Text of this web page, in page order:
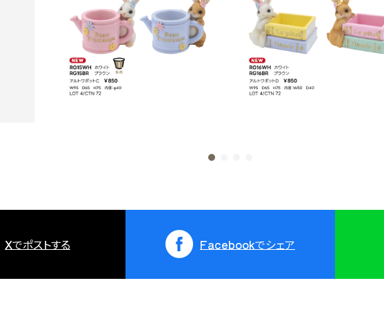
Xでポストする Facebookでシェア